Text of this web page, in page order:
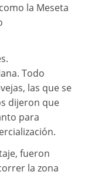
la Meseta
Todo
las que se
dijeron que
para
fueron
la zona